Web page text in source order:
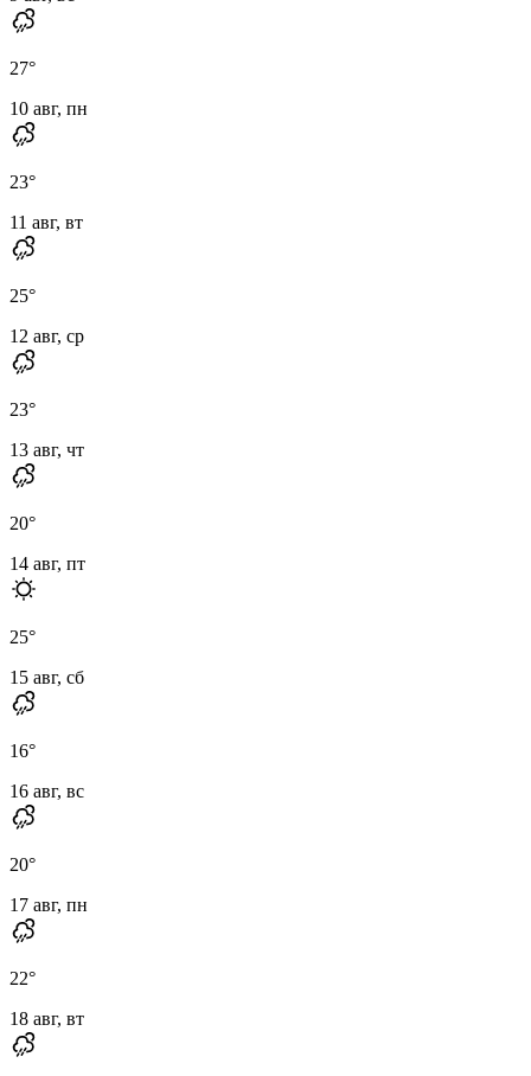
27°
10 авг, пн
23°
11 авг, вт
25°
12 авг, ср
23°
13 авг, чт
20°
14 авг, пт
25°
15 авг, сб
16°
16 авг, вс
20°
17 авг, пн
22°
18 авг, вт